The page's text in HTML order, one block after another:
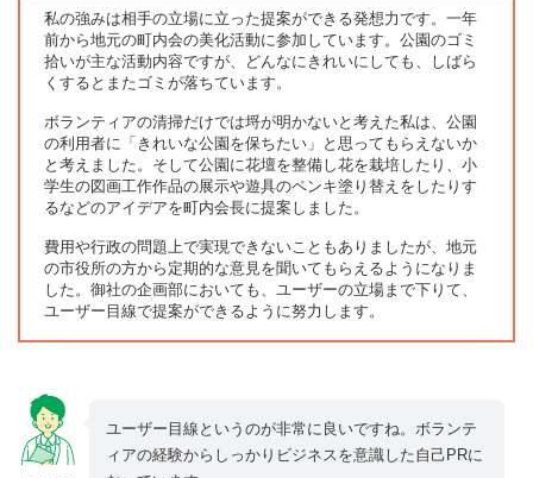
私の強みは相手の立場に立った提案ができる発想力です。一年
前から地元の町内会の美化活動に参加しています。公園のゴミ
拾いが主な活動内容ですが、どんなにきれいにしても、しばら
くするとまたゴミが落ちています。
ボランティアの清掃だけでは埒が明かないと考えた私は、公園
の利用者に「きれいな公園を保ちたい」と思ってもらえないか
と考えました。そして公園に花壇を整備し花を栽培したり、小
学生の図画工作作品の展示や遊具のペンキ塗り替えをしたりす
るなどのアイデアを町内会長に提案しました。
費用や行政の問題上で実現できないこともありましたが、地元
の市役所の方から定期的な意見を聞いてもらえるようになりま
した。御社の企画部においても、ユーザーの立場まで下りて、
ユーザー目線で提案ができるように努力します。
ユーザー目線というのが非常に良いですね。ボランテ
ィアの経験からしっかりビジネスを意識した自己PRに